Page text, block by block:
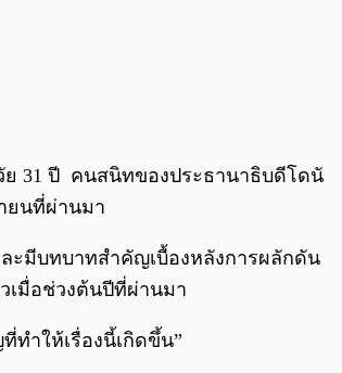
0:00
ย 31 ปี คนสนิทของประธานาธิบดีโดนั
ยนที่ผ่านมา
ะมีบทบาทสำคัญเบื้องหลังการผลักดัน
เมื่อช่วงต้นปีที่ผ่านมา
ทำให้เรื่องนี้เกิดขึ้น”